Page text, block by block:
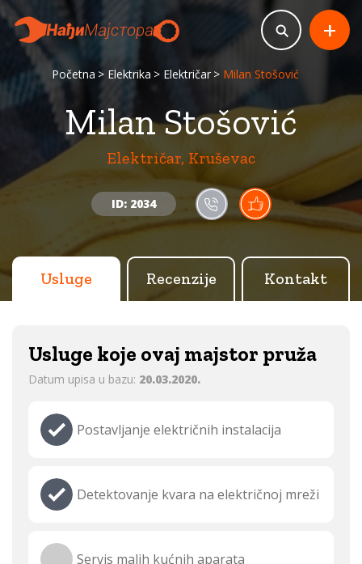
Početna Elektrika Električar Milan Stošović
Milan Stošović
Električar, Kruševac
ID: 2034
+
Usluge Recenzije Kontakt
Usluge koje ovaj majstor pruža
Datum upisa u bazu: 20.03.2020.
Postavljanje električnih instalacija
Detektovanje kvara na električnoj mreži
Servis malih kućnih aparata